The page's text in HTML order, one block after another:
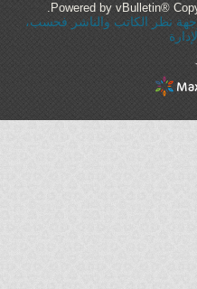
Powered by vBulletin®
نظر الكاتب والناشر فحسب،